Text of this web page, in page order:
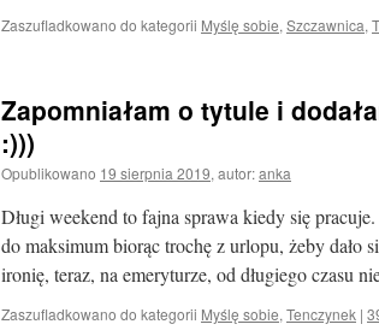
Zaszufladkowano do kategorii Myślę sobie, Szczawnica,
Zapomniałam o tytule i
:)))
Opublikowano 19 sierpnia 2019, autor:anka
Długi weekend to fajna sprawa kiedy się
do maksimum biorąc trochę z urlopu, żeby dało
ironię, teraz, na emeryturze, od długiego czasu
Zaszufladkowano do kategorii Myślę sobie, Tenczynek |